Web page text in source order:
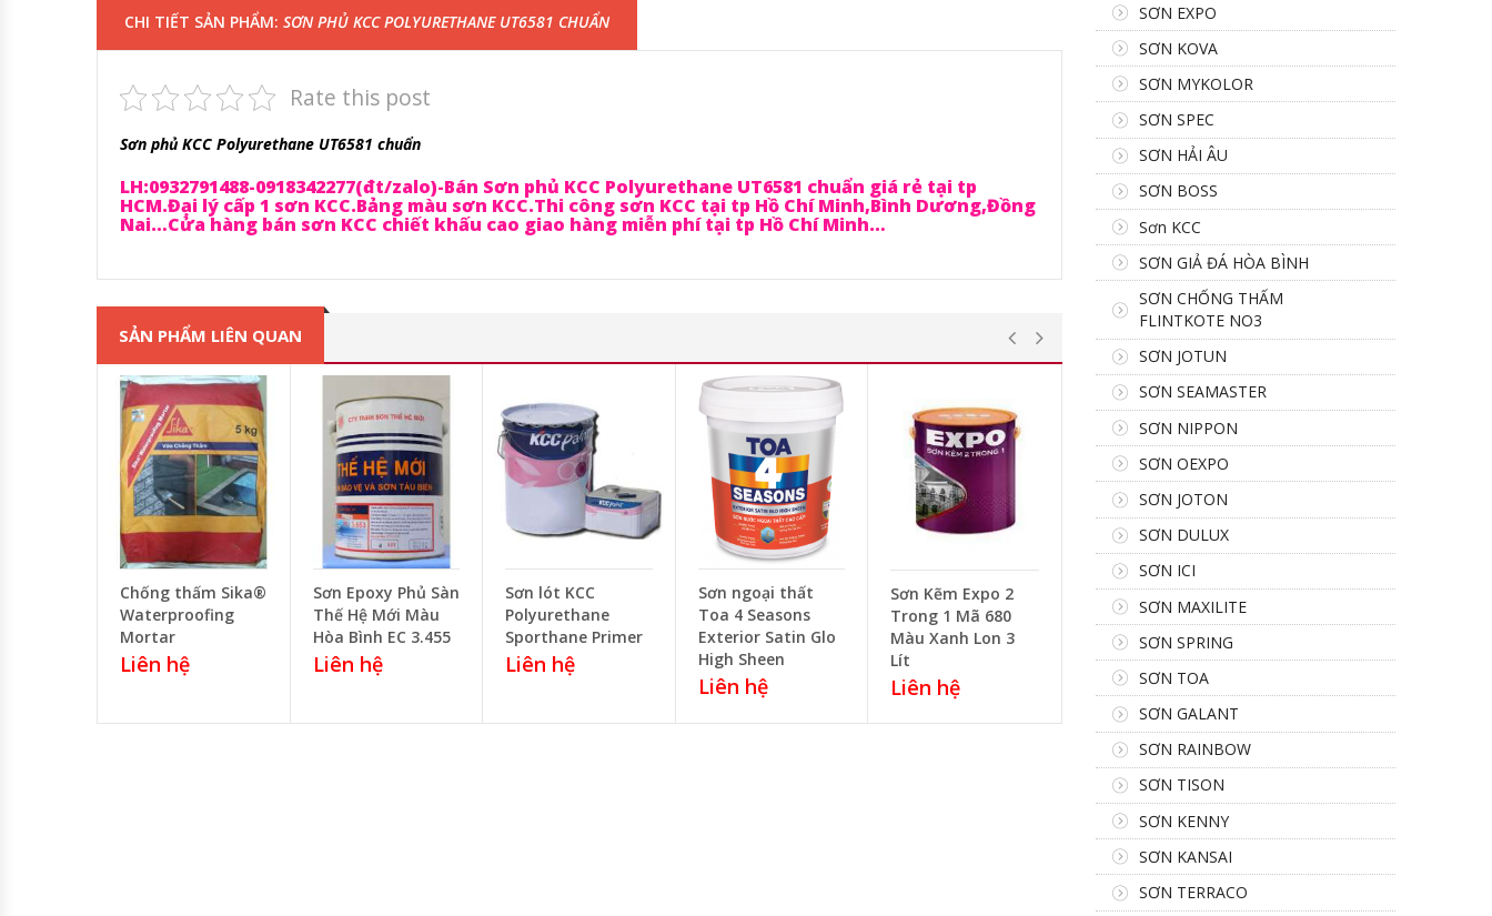
CHI TIẾT SẢN PHẨM: SƠN PHỦ KCC POLYURETHANE UT6581 CHUẨN
Rate this post
Sơn phủ KCC Polyurethane UT6581 chuẩn
LH:0932791488-0918342277(đt/zalo)-Bán Sơn phủ KCC Polyurethane UT6581 chuẩn giá rẻ tại tp
HCM.Đại lý cấp 1 sơn KCC.Bảng màu sơn KCC.Thi công sơn KCC tại tp Hồ Chí Minh,Bình Dương,Đồng
Nai…Cửa hàng bán sơn KCC chiết khấu cao giao hàng miễn phí tại tp Hồ Chí Minh…
SẢN PHẨM LIÊN QUAN
Chống thấm Sika®
Waterproofing
Mortar
Liên hệ
Sơn Epoxy Phủ Sàn
Thế Hệ Mới Màu
Hòa Bình EC 3.455
Liên hệ
Sơn lót KCC
Polyurethane
Sporthane Primer
Liên hệ
Sơn ngoại thất
Toa 4 Seasons
Exterior Satin Glo
High Sheen
Liên hệ
Sơn Kẽm Expo 2
Trong 1 Mã 680
Màu Xanh Lon 3
Lít
Liên hệ
SƠN EXPO
SƠN KOVA
SƠN MYKOLOR
SƠN SPEC
SƠN HẢI ÂU
SƠN BOSS
Sơn KCC
SƠN GIẢ ĐÁ HÒA BÌNH
SƠN CHỐNG THẤM
FLINTKOTE NO3
SƠN JOTUN
SƠN SEAMASTER
SƠN NIPPON
SƠN OEXPO
SƠN JOTON
SƠN DULUX
SƠN ICI
SƠN MAXILITE
SƠN SPRING
SƠN TOA
SƠN GALANT
SƠN RAINBOW
SƠN TISON
SƠN KENNY
SƠN KANSAI
SƠN TERRACO